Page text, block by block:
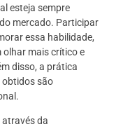
esteja sempre
mercado. Participar
essa habilidade,
olhar mais crítico e
disso, a prática
obtidos são
da